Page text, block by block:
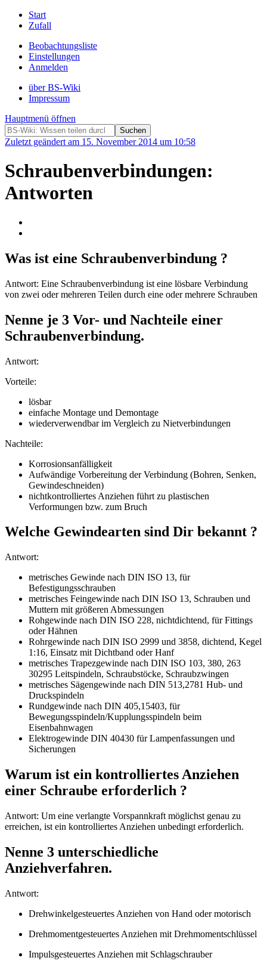
Start
Zufall
Beobachtungsliste
Einstellungen
Anmelden
über BS-Wiki
Impressum
Hauptmenü öffnen
Zuletzt geändert am 15. November 2014 um 10:58
Schraubenverbindungen:
Antworten
Was ist eine Schraubenverbindung ?
Antwort: Eine Schraubenverbindung ist eine lösbare Verbindung
von zwei oder mehreren Teilen durch eine oder mehrere Schrauben
Nenne je 3 Vor- und Nachteile einer
Schraubenverbindung.
Antwort:
Vorteile:
lösbar
einfache Montage und Demontage
wiederverwendbar im Vergleich zu Nietverbindungen
Nachteile:
Korrosionsanfälligkeit
Aufwändige Vorbereitung der Verbindung (Bohren, Senken,
Gewindeschneiden)
nichtkontrolliertes Anziehen führt zu plastischen
Verformungen bzw. zum Bruch
Welche Gewindearten sind Dir bekannt ?
Antwort:
metrisches Gewinde nach DIN ISO 13, für
Befestigungsschrauben
metrisches Feingewinde nach DIN ISO 13, Schrauben und
Muttern mit größeren Abmessungen
Rohgewinde nach DIN ISO 228, nichtdichtend, für Fittings
oder Hähnen
Rohrgewinde nach DIN ISO 2999 und 3858, dichtend, Kegel
1:16, Einsatz mit Dichtband oder Hanf
metrisches Trapezgewinde nach DIN ISO 103, 380, 263
30295 Leitspindeln, Schraubstöcke, Schraubzwingen
metrisches Sägengewinde nach DIN 513,2781 Hub- und
Druckspindeln
Rundgewinde nach DIN 405,15403, für
Bewegungsspindeln/Kupplungsspindeln beim
Eisenbahnwagen
Elektrogewinde DIN 40430 für Lampenfassungen und
Sicherungen
Warum ist ein kontrolliertes Anziehen
einer Schraube erforderlich ?
Antwort: Um eine verlangte Vorspannkraft möglichst genau zu
erreichen, ist ein kontrolliertes Anziehen unbedingt erforderlich.
Nenne 3 unterschiedliche
Anziehverfahren.
Antwort:
Drehwinkelgesteuertes Anziehen von Hand oder motorisch
Drehmomentgesteuertes Anziehen mit Drehmomentschlüssel
Impulsgesteuertes Anziehen mit Schlagschrauber